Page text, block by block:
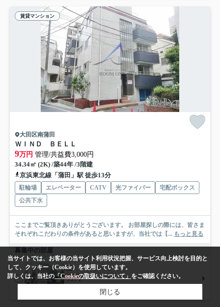
賃貸マンション
大田区南蒲田
ＷＩＮＤ ＢＥＬＬ
9万円 管理/共益費3,000円
34.34㎡ (2K) /築44年 /3階建
京浜東北線「蒲田」駅 徒歩13分
駐輪場 エレベーター CATV 光ファイバー
宅配ボックス
公共下水
ここまでご覧頂きありがとうございます。 お部屋探しの際には、皆さま
それぞれこだわりの条件があると思いますが、当社では【... もっと見る
募集中の部屋
2階
9万円
2階 / 34.34㎡ / 2K
当サイトでは、お客様の当サイト利用状況把握、サービス向上検討を目的と
して、クッキー（Cookie）を使用しています。
詳しくは、当社の 「Cookieの取扱いについて」 をご確認ください。
閉じる